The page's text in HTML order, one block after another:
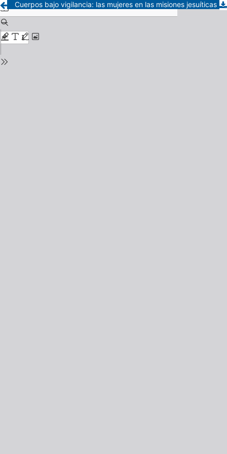
Cuerpos bajo vigilancia: las mujeres en las misiones jesuíticas del Chaco